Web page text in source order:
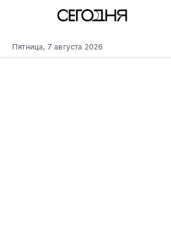
Пятница, 7 августа 2026